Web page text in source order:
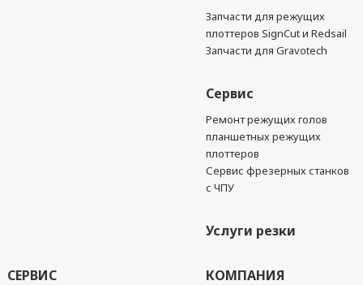
Запчасти для режущих
плоттеров SignCut и Redsail
Запчасти для Gravotech
Сервис
Ремонт режущих голов
планшетных режущих
плоттеров
Сервис фрезерных станков
с ЧПУ
Услуги резки
СЕРВИС КОМПАНИЯ